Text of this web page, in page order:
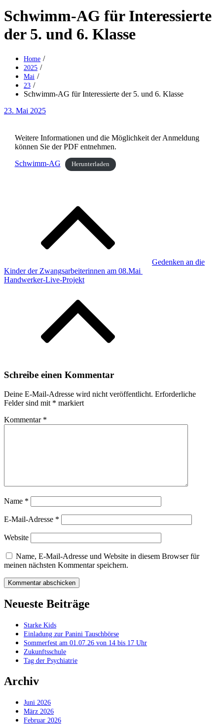
Schwimm-AG für Interessierte
der 5. und 6. Klasse
Home
2025
Mai
23
Schwimm-AG für Interessierte der 5. und 6. Klasse
Posted
23. Mai 2025
Weitere Informationen und die Möglichkeit der Anmeldung
können Sie der PDF entnehmen.
Schwimm-AG
Herunterladen
Gedenken an die
Kinder der Zwangsarbeiterinnen am 08.Mai
Handwerker-Live-Projekt
Schreibe einen Kommentar
Deine E-Mail-Adresse wird nicht veröffentlicht. Erforderliche
Felder sind mit * markiert
Kommentar *
Name *
E-Mail-Adresse *
Website
Name, E-Mail-Adresse und Website in diesem Browser für
meinen nächsten Kommentar speichern.
Neueste Beiträge
Starke Kids
Einladung zur Panini Tauschbörse
Sommerfest am 01.07.26 von 14 bis 17 Uhr
Zukunftsschule
Tag der Psychiatrie
Archiv
Juni 2026
März 2026
Februar 2026